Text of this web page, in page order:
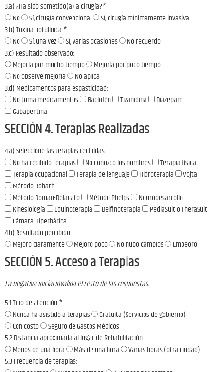
3.a) ¿Ha sido sometido(a) a cirugía?*
No
Sí, cirugía convencional
Sí, cirugía mínimamente invasiva
3.b) Toxina botulínica:*
No
Sí, una vez Sí, varias ocasiones
No recuerdo
3.c) Resultado observado:
Mejoría por mucho tiempo
Mejoría por poco tiempo
No observé mejoría
No aplica
3.d) Medicamentos para espasticidad:
No toma medicamentos
Baclofén Tizanidina
Diazepam
Gabapentina
SECCIÓN 4. Terapias Realizadas
4.a) Seleccione las terapias recibidas:
No ha recibido terapias
No conozco los nombres
Terapia física
Terapia ocupacional
Terapia de lenguaje Hidroterapia
Vojta
Método Bobath
Método Doman-Delacato
Método Phelps
Neurodesarrollo
Kinesiología
Equinoterapia Delfinoterapia
PediaSuit o TheraSuit
Cámara Hiperbárica
4.b) Resultado percibido:
Mejoró claramente
Mejoró poco No hubo cambios Empeoró
SECCIÓN 5. Acceso a Terapias
La negativa inicial invalida el resto de las respuestas.
5.1 Tipo de atención:*
Nunca ha asistido a terapias
Gratuita (Servicios de gobierno)
Con costo
Seguro de Gastos Médicos
5.2 Distancia aproximada al lugar de Rehabilitación:
Menos de una hora
Más de una hora
Varias horas (otra ciudad)
5.3 Frecuencia de terapias: